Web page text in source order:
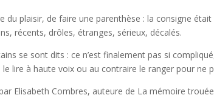
du plaisir, de faire une parenthèse : la consigne
récents, drôles, étranges, sérieux, décalés.
se sont dits : ce n’est finalement pas si
lire à haute voix ou au contraire le ranger pour ne
Elisabeth Combres, auteure de La mémoire